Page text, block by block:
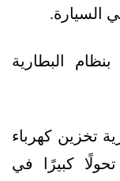
السيارة.
البطارية
تخزين كهرباء
كبيرًا في